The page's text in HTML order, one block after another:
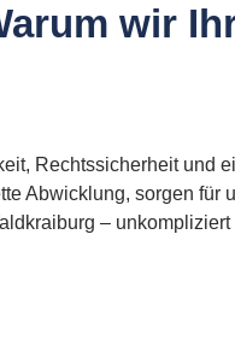
wir
Rechtssicherheit und
Abwicklung, sorgen für
–